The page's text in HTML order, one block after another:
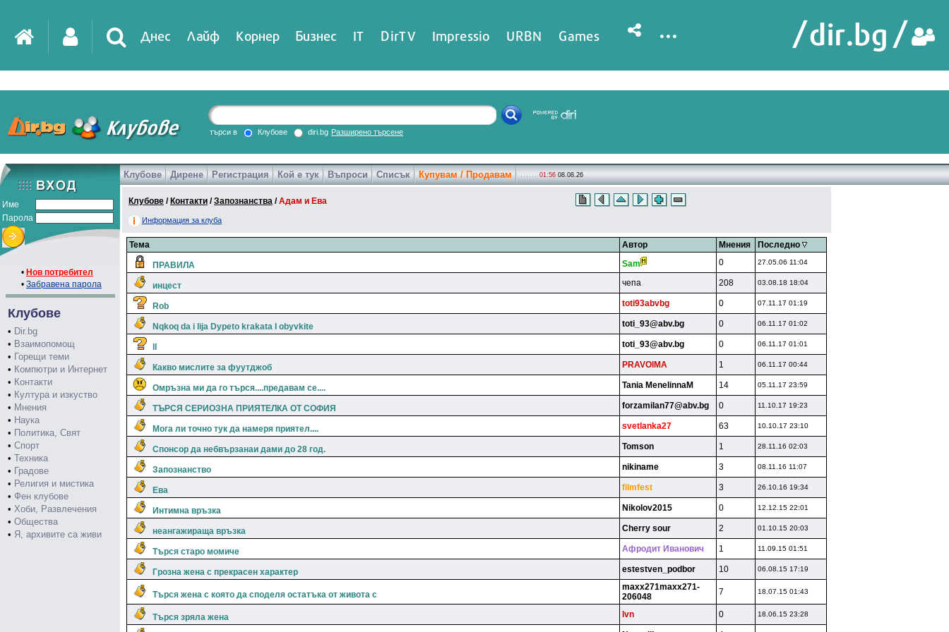
Днес Лайф Корнер Бизнес IT DirTV Impressio URBN Games ...
търси в Клубове diri.bg Разширено търсене
Име
Парола
• Нов потребител
• Забравена парола
Клубове
• Dir.bg
• Взаимопомощ
• Горещи теми
• Компютри и Интернет
• Контакти
• Култура и изкуство
• Мнения
• Наука
• Политика, Свят
• Спорт
• Техника
• Градове
• Религия и мистика
• Фен клубове
• Хоби, Развлечения
• Общества
• Я, архивите са живи
Клубове Дирене Регистрация Кой е тук Въпроси Списък Купувам / Продавам 01:56 08.08.26
Клубове / Контакти /Запознанства /Адам и Ева
Информация за клуба
Тема Автор Мнения Последно
ПРАВИЛА Sam 0 27.05.06 11:04
инцест чепа 208 03.08.18 18:04
Rob toti93abvbg 0 07.11.17 01:19
Nqkoq da i lija Dypeto krakata I obyvkite toti_93@abv.bg 0 06.11.17 01:02
toti_93@abv.bg 0 06.11.17 01:01
Какво мислите за фуутджоб PRAVOlMA 1 06.11.17 00:44
Омръзна ми да го търся....предавам се.... Tania MenelinnaM 14 05.11.17 23:59
ТЪРСЯ СЕРИОЗНА ПРИЯТЕЛКА ОТ СОФИЯ forzamilan77@abv.bg 0 11.10.17 19:23
Мога ли точно тук да намеря приятел.... svetlanka27 63 10.10.17 23:10
Спонсор да небвързанаи дами до 28 год. Tomson 1 28.11.16 02:03
Запознанство nikiname 3 08.11.16 11:07
Ева filmfest 3 26.10.16 19:34
Интимна връзка Nikolov2015 0 12.12.15 22:01
неангажираща връзка Cherry sour 2 01.10.15 20:03
Търся старо момиче Афродит Иванович 1 11.09.15 01:51
Грозна жена с прекрасен характер estestven_podbor 10 06.08.15 17:19
Търся жена с която да споделя остатъка от живота с
maxx271maxx271-
206048
7 18.07.15 01:43
Търся зряла жена lvn 0 18.06.15 23:28